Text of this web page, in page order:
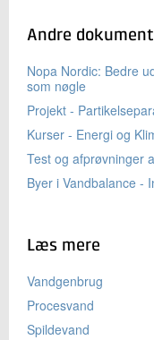
Andre
Nopa Nordic: Bedre
som nøgle
Projekt -
Kurser - Energi og
Test og afprøvninger
Byer i Vandbalance -
Læs mere
Vandgenbrug
Procesvand
Spildevand